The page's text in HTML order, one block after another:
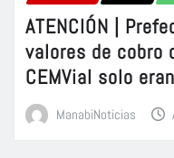
ATENCIÓN |
valores de cobro
CEMVial solo
ManabiNoticias